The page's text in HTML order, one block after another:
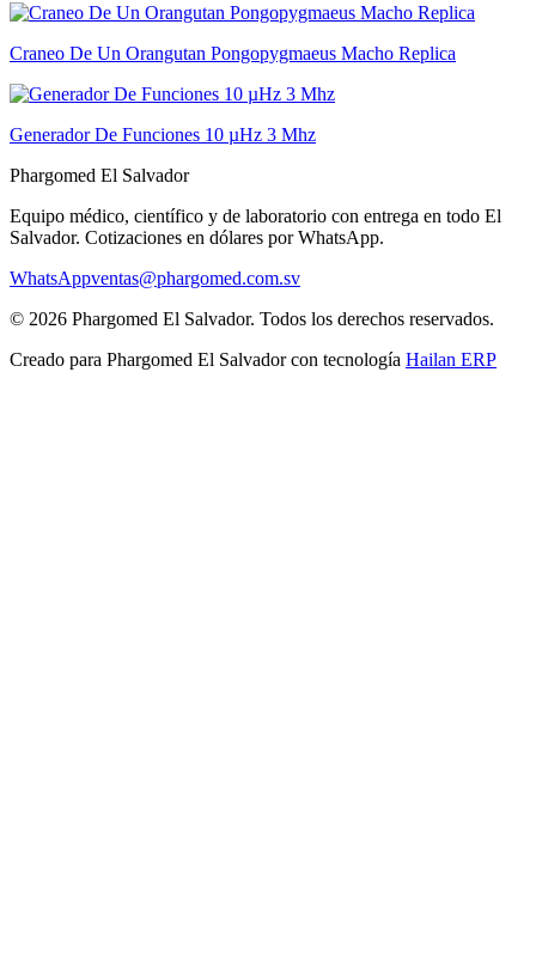
Craneo De Un Orangutan Pongopygmaeus Macho Replica
Generador De Funciones 10 µHz 3 Mhz
Phargomed El Salvador
Equipo médico, científico y de laboratorio con entrega en todo El
Salvador. Cotizaciones en dólares por WhatsApp.
WhatsAppventas@phargomed.com.sv
© 2026 Phargomed El Salvador. Todos los derechos reservados.
Creado para Phargomed El Salvadorcon tecnología Hailan ERP